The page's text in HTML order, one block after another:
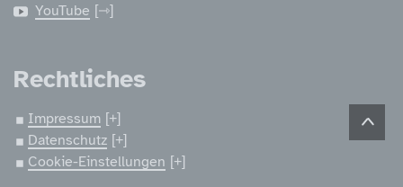
YouTube
Rechtliches
Impressum
Datenschutz
Cookie-Einstellungen